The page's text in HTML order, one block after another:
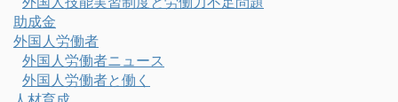
助成金
外国人労働者
外国人労働者ニュース
外国人労働者と働く